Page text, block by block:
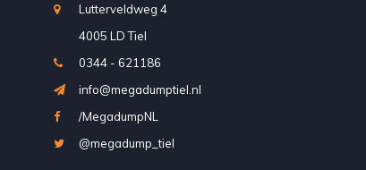
Lutterveldweg 4
4005 LD Tiel
0344 - 621186
info@megadumptiel.nl
/MegadumpNL
@megadump_tiel